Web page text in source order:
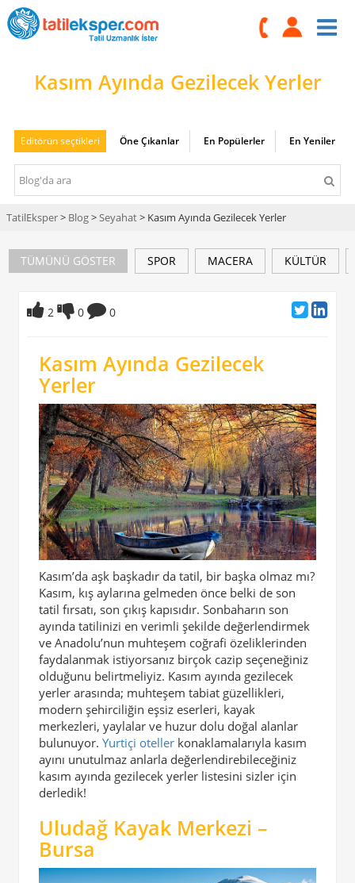
Kasım Ayında Gezilecek Yerler
Editörün seçtikleri Öne Çıkanlar En Popülerler En Yeniler
TatilEksper> Blog>Seyahat> Kasım Ayında Gezilecek Yerler
TÜMÜNÜ GÖSTER SPOR MACERA KÜLTÜR
2 0 0
Kasım Ayında Gezilecek
Yerler
Kasım’da aşk başkadır da tatil, bir başka olmaz mı?
Kasım, kış aylarına gelmeden önce belki de son
tatil fırsatı, son çıkış kapısıdır. Sonbaharın son
ayında tatilinizi en verimli şekilde değerlendirmek
ve Anadolu’nun muhteşem coğrafi özeliklerinden
faydalanmak istiyorsanız birçok cazip seçeneğiniz
olduğunu belirtmeliyiz. Kasım ayında gezilecek
yerler arasında; muhteşem tabiat güzellikleri,
modern şehirciliğin eşsiz eserleri, kayak
merkezleri, yaylalar ve huzur dolu doğal alanlar
bulunuyor. Yurtiçi oteller konaklamalarıyla kasım
ayını unutulmaz anlarla değerlendirebileceğiniz
kasım ayında gezilecek yerler listesini sizler için
derledik!
Uludağ Kayak Merkezi –
Bursa